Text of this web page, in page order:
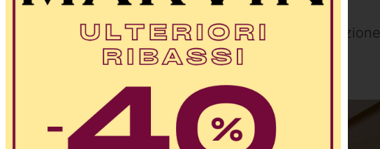
Imbrogno brand ambassador per Arav Group
di Silvian Heach a Rossano: una collaborazione
che si consolida